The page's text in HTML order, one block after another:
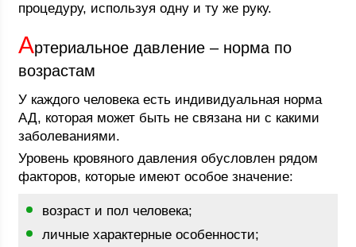
процедуру, используя одну и ту же руку.
Артериальное давление – норма по
возрастам
У каждого человека есть индивидуальная норма
АД, которая может быть не связана ни с какими
заболеваниями.
Уровень кровяного давления обусловлен рядом
факторов, которые имеют особое значение:
возраст и пол человека;
личные характерные особенности;